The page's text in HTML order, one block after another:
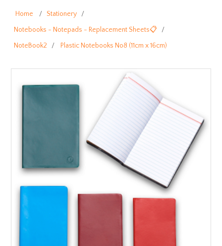
Home / Stationery /
Notebooks - Notepads - Replacement Sheets📋
/
NoteBook2
/ Plastic Notebooks No8 (11cm x 16cm)